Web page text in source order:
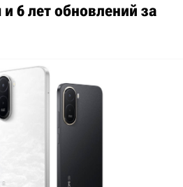
6 лет обновлений за